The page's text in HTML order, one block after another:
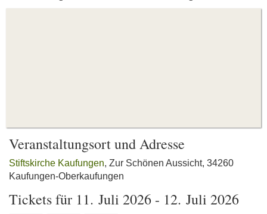
Veranstaltungsort und Adresse
Stiftskirche Kaufungen, Zur Schönen Aussicht, 34260
Kaufungen-Oberkaufungen
Tickets für 11. Juli 2026 - 12. Juli 2026